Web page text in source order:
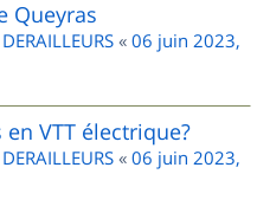
Queyras
DERAILLEURS « 06 juin 2023,
VTT électrique?
DERAILLEURS « 06 juin 2023,